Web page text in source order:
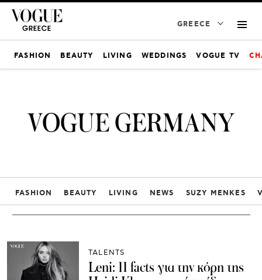
GREECE
FASHION BEAUTY LIVING WEDDINGS VOGUE TV
VOGUE GERMANY
FASHION BEAUTY LIVING NEWS SUZY MENKES
TALENTS
Leni: 11 facts για την κόρη της